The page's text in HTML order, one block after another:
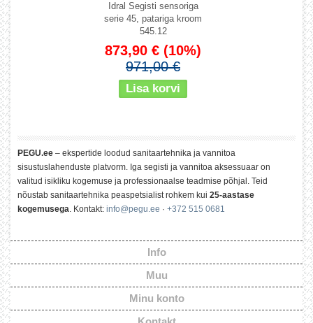
Idral Segisti sensoriga
serie 45, patariga kroom
545.12
873,90 € (10%)
971,00 €
PEGU.ee – ekspertide loodud sanitaartehnika ja vannitoa
sisustuslahenduste platvorm. Iga segisti ja vannitoa aksessuaar on
valitud isikliku kogemuse ja professionaalse teadmise põhjal. Teid
nõustab sanitaartehnika peaspetsialist rohkem kui 25-aastase
kogemusega. Kontakt: info@pegu.ee · +372 515 0681
Info
Muu
Minu konto